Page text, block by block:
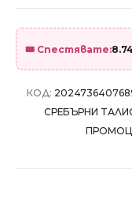
🎟️ Спестявате:
КОД:
СРЕБЪРНИ